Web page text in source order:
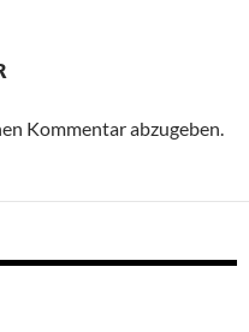
Kommentar abzugeben.